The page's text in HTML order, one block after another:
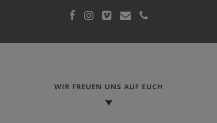
WIR FREUEN UNS AUF EUCH